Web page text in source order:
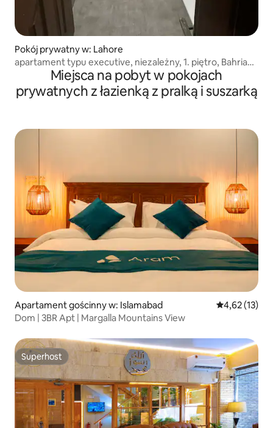
Pokój prywatny w: Lahore
apartament typu executive, niezależny, 1. piętro, Bahria
Miejsca na pobyt w pokojach
prywatnych z łazienką z pralką i suszarką
Apartament gościnny w: Islamabad Średnia
4,62 (13)
Dom | 3BR Apt | Margalla Mountains View
Superhost
Superhost